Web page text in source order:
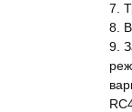
7.
8.
9.